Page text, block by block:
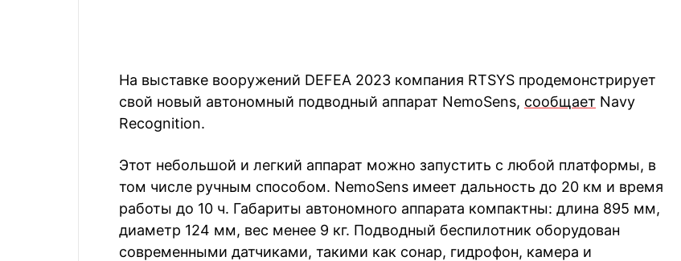
На выставке вооружений DEFЕА 2023 компания RTSYS продемонстрирует
свой новый автономный подводный аппарат NemoSens, сообщает Navy
Recognition.
Этот небольшой и легкий аппарат можно запустить с любой платформы, в
том числе ручным способом. NemoSens имеет дальность до 20 км и время
работы до 10 ч. Габариты автономного аппарата компактны: длина 895 мм,
диаметр 124 мм, вес менее 9 кг. Подводный беспилотник оборудован
современными датчиками, такими как сонар, гидрофон, камера и